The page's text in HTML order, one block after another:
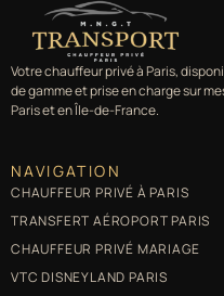
Votre chauffeur privé à Paris,
de gamme et prise en charge sur
Paris et en Île-de-France.
NAVIGATION
CHAUFFEUR PRIVÉ À PARIS
TRANSFERT AÉROPORT PARIS
CHAUFFEUR PRIVÉ MARIAGE
VTC DISNEYLAND PARIS